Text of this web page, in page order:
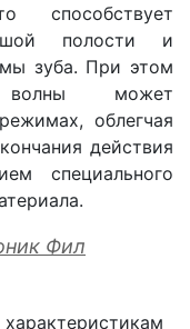
способствует
полости и
зуба. При этом
волны может
облегчая
действия
специального
Фил